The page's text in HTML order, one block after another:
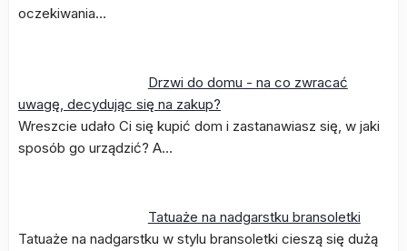
oczekiwania…
Drzwi do domu - na co zwracać
uwagę, decydując się na zakup?
Wreszcie udało Ci się kupić dom i zastanawiasz się, w jaki
sposób go urządzić? A…
Tatuaże na nadgarstku bransoletki
Tatuaże na nadgarstku w stylu bransoletki cieszą się dużą